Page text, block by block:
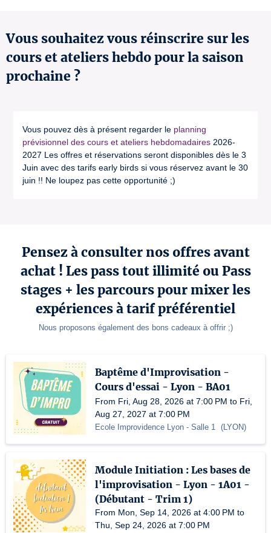
Pensez à consulter nos offres avant
achat ! Les pass tout illimité ou Pass
stages + les parcours pour mixer les
expériences à tarif préférentiel
Nous proposons également des bons cadeaux à offrir ;)
Baptême d'Improvisation -
Cours d'essai - Lyon - BA01
From Fri, Aug 28, 2026 at 7:00 PM to Fri,
Aug 27, 2027 at 7:00 PM
Ecole Improvidence Lyon - Salle 1 (LYON)
Module Initiation : Les bases de
l'improvisation - Lyon - 1A01 -
(Débutant - Trim 1)
From Mon, Sep 14, 2026 at 4:00 PM to
Thu, Sep 24, 2026 at 7:00 PM
Vous souhaitez vous réinscrire sur les
cours et ateliers hebdo pour la saison
prochaine ?
Vous pouvez dès à présent regarder le planning
prévisionnel des cours et ateliers hebdomadaires 2026-
2027 Les offres et réservations seront disponibles dès le 3
Juin avec des tarifs early birds si vous réservez avant le 30
juin !! Ne loupez pas cette opportunité ;)